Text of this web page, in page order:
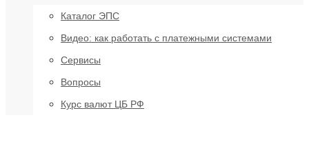
Каталог ЭПС
Видео: как работать с платежными системами
Сервисы
Вопросы
Курс валют ЦБ РФ